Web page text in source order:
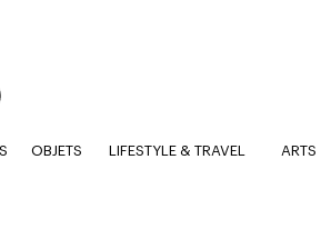
OBJETS LIFESTYLE & TRAVEL ARTS